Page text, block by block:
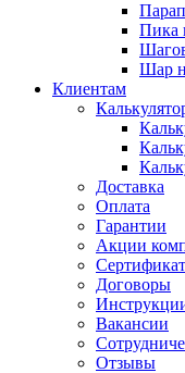
Пика
Шар
Клиентам
Доставка
Оплата
Гарантии
Акции
Договоры
Вакансии
Отзывы